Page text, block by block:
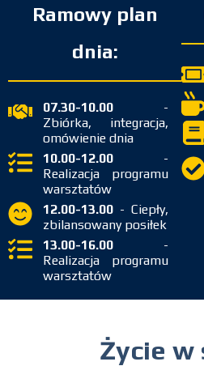
Ramowy plan
dnia:
07.30-10.00-
Zbiórka, integracja,
omówienie dnia
10.00-12.00-
Realizacja programu
warsztatów
12.00-13.00- Ciepły,
zbilansowany posiłek
13.00-16.00-
Realizacja programu
warsztatów
Życie w